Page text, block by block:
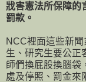
戕害憲法所保障的
罰款。
NCC裡面這些新
生、研究生要公正
師們換屁股換腦袋
處及停照、罰金來